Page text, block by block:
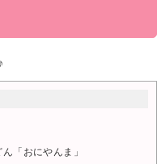
「おにやんま」